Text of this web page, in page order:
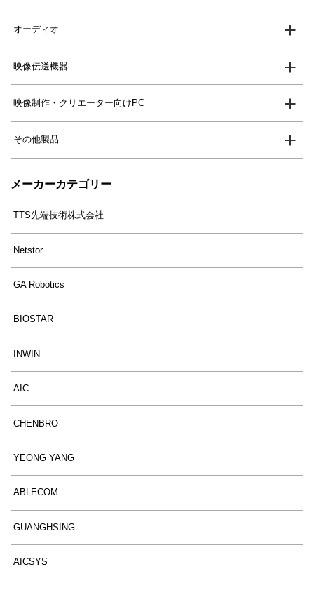
オーディオ
映像伝送機器
映像制作・クリエーター向けPC
その他製品
メーカーカテゴリー
TTS先端技術株式会社
Netstor
GA Robotics
BIOSTAR
INWIN
AIC
CHENBRO
YEONG YANG
ABLECOM
GUANGHSING
AICSYS